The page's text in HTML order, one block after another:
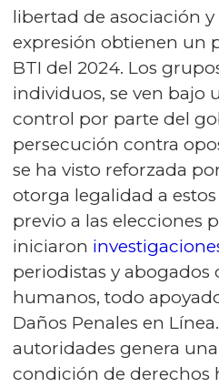
libertad de asociación
expresión obtienen un
BTI del 2024. Los
individuos, se ven bajo
control por parte del
persecución contra
se ha visto reforzada
otorga legalidad a estos
previo a las elecciones
iniciaron
periodistas y abogados
humanos, todo
Daños Penales en
autoridades genera
condición de derechos